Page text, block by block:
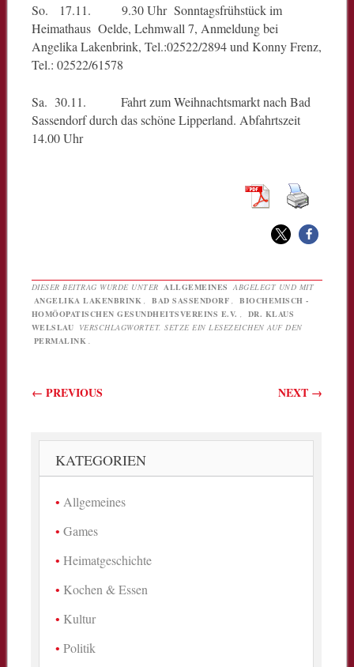
So. 17.11. 9.30 Uhr Sonntagsfrühstück im
Heimathaus Oelde, Lehmwall 7, Anmeldung bei
Angelika Lakenbrink, Tel.:02522/2894 und Konny Frenz,
Tel.: 02522/61578
Sa. 30.11. Fahrt zum Weihnachtsmarkt nach Bad
Sassendorf durch das schöne Lipperland. Abfahrtszeit
14.00 Uhr
DIESER BEITRAG WURDE UNTER ALLGEMEINES ABGELEGT UND MIT
ANGELIKA LAKENBRINK
BAD SASSENDORF
BIOCHEMISCH -
HOMÖOPATISCHEN GESUNDHEITSVEREINS E.V.
DR. KLAUS
WELSLAU VERSCHLAGWORTET. SETZE EIN LESEZEICHEN AUF DEN
PERMALINK
Beitragsnavigation
← PREVIOUS NEXT →
KATEGORIEN
Allgemeines
Games
Heimatgeschichte
Kochen & Essen
Kultur
Politik